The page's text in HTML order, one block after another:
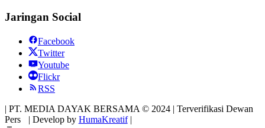
Jaringan Social
Facebook
Twitter
Youtube
Flickr
RSS
| PT. MEDIA DAYAK BERSAMA © 2024 | Terverifikasi Dewan
Pers
| Develop by HumaKreatif|